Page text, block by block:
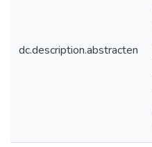
dc.description.abstracten